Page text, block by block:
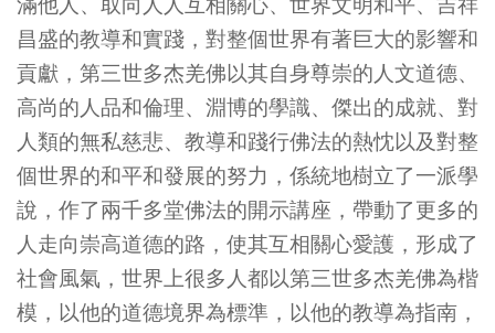
滿他人、取向人人互相關心、世界文明和平、吉祥
昌盛的教導和實踐，對整個世界有著巨大的影響和
貢獻，第三世多杰羌佛以其自身尊崇的人文道德、
高尚的人品和倫理、淵博的學識、傑出的成就、對
人類的無私慈悲、教導和踐行佛法的熱忱以及對整
個世界的和平和發展的努力，係統地樹立了一派學
說，作了兩千多堂佛法的開示講座，帶動了更多的
人走向崇高道德的路，使其互相關心愛護，形成了
社會風氣，世界上很多人都以第三世多杰羌佛為楷
模，以他的道德境界為標準，以他的教導為指南，